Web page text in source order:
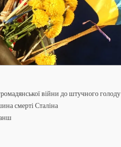
війни до штучного голоду
смерті Сталіна